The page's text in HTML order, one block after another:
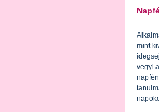
mint
vegyi